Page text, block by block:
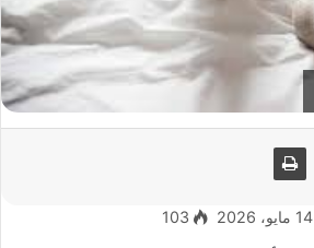
14 مايو، 2026 103